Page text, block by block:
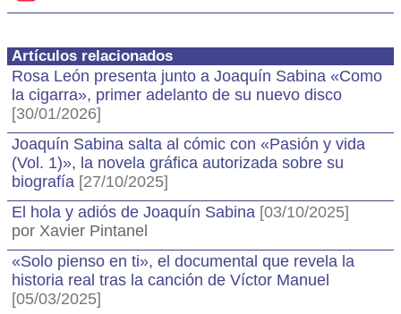
Artículos relacionados
Rosa León presenta junto a Joaquín Sabina «Como
la cigarra», primer adelanto de su nuevo disco
[30/01/2026]
Joaquín Sabina salta al cómic con «Pasión y vida
(Vol. 1)», la novela gráfica autorizada sobre su
biografía [27/10/2025]
El hola y adiós de Joaquín Sabina [03/10/2025]
por Xavier Pintanel
«Solo pienso en ti», el documental que revela la
historia real tras la canción de Víctor Manuel
[05/03/2025]